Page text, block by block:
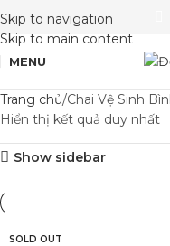
Skip to navigation
Skip to main content
MENU
Trang chủ Chai Vệ Sinh
Hiển thị kết quả duy nhất
Show sidebar
SOLD OUT